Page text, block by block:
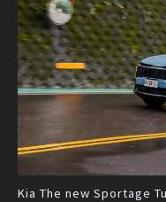
Kia The new Sportage